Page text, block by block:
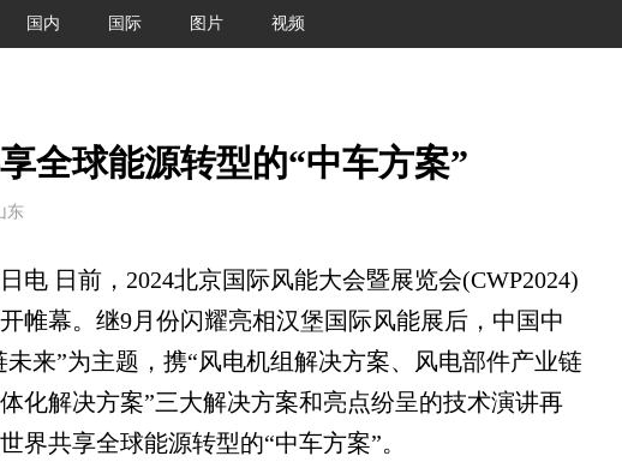
国内 国际 图片 视频
全球能源转型的“中车方案”
东
日前，2024北京国际风能大会暨展览会(CWP2024)
帷幕。继9月份闪耀亮相汉堡国际风能展后，中国中
未来”为主题，携“风电机组解决方案、风电部件产业链
化解决方案”三大解决方案和亮点纷呈的技术演讲再
界共享全球能源转型的“中车方案”。